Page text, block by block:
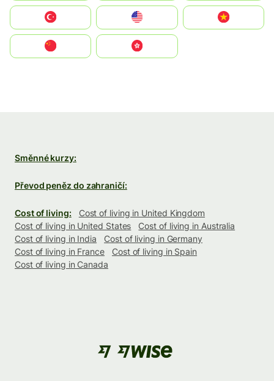
United States
中國香港特別行政區
Směnné kurzy:
Převod peněz do zahraničí:
Cost of living:
Cost of living in United Kingdom
Cost of living in United States
Cost of living in Australia
Cost of living in India
Cost of living in Germany
Cost of living in France
Cost of living in Spain
Cost of living in Canada